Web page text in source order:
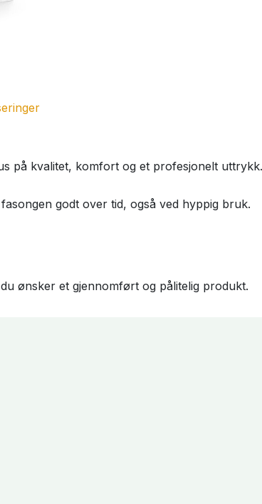
på kvalitet, komfort og et profesjonelt
godt over tid, også ved hyppig bruk.
ønsker et gjennomført og pålitelig produkt.